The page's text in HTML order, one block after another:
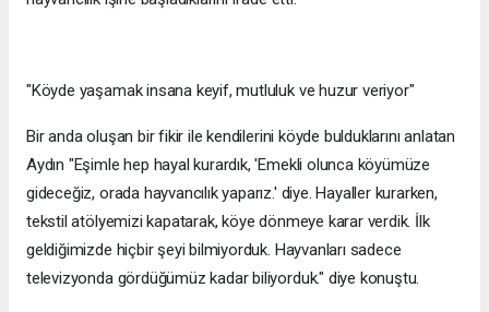
"Köyde yaşamak insana keyif, mutluluk ve huzur veriyor"
Bir anda oluşan bir fikir ile kendilerini köyde bulduklarını anlatan
Aydın "Eşimle hep hayal kurardık, 'Emekli olunca köyümüze
gideceğiz, orada hayvancılık yaparız.' diye. Hayaller kurarken,
tekstil atölyemizi kapatarak, köye dönmeye karar verdik. İlk
geldiğimizde hiçbir şeyi bilmiyorduk. Hayvanları sadece
televizyonda gördüğümüz kadar biliyorduk." diye konuştu.